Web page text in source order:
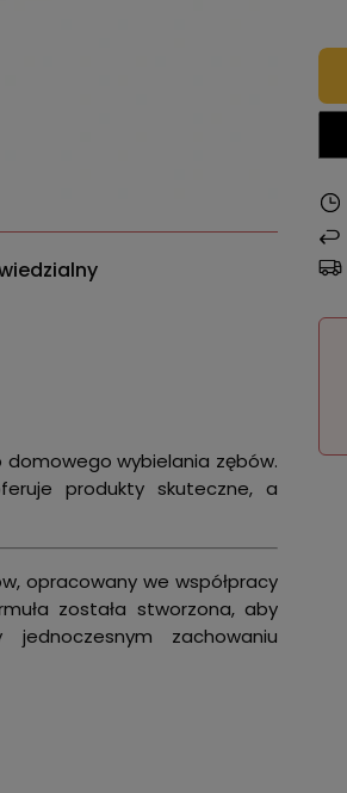
domowego wybielania zębów.
produkty skuteczne, a
opracowany we współpracy
została stworzona, aby
zachowaniu